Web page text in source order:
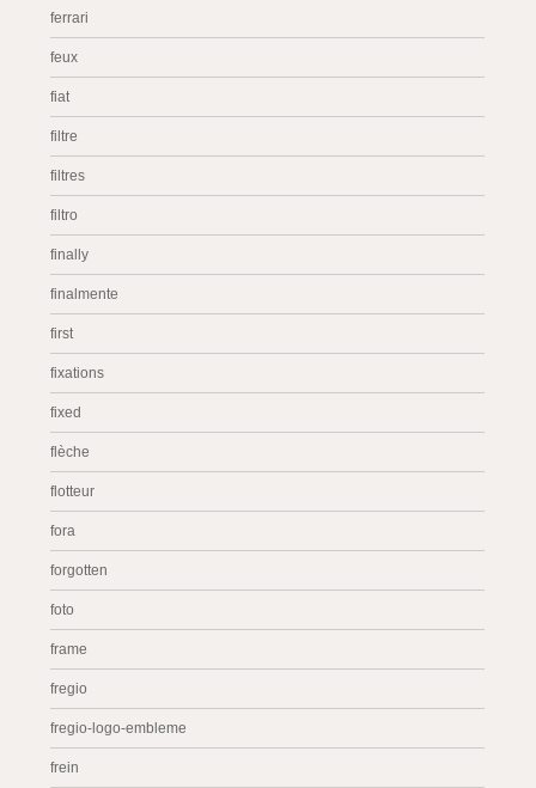
ferrari
feux
fiat
filtre
filtres
filtro
finally
finalmente
first
fixations
fixed
flèche
flotteur
fora
forgotten
foto
frame
fregio
fregio-logo-embleme
frein